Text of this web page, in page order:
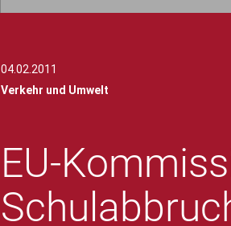
04.02.2011
Verkehr und Umwelt
EU-